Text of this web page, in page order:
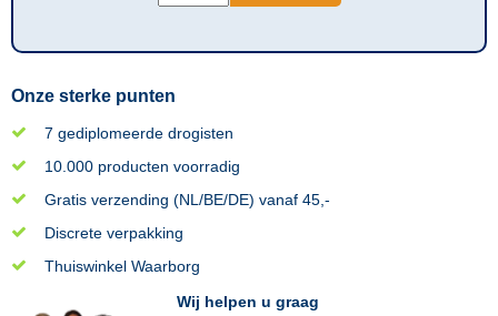
Onze sterke punten
7 gediplomeerde drogisten
10.000 producten voorradig
Gratis verzending (NL/BE/DE) vanaf 45,-
Discrete verpakking
Thuiswinkel Waarborg
Wij helpen u graag